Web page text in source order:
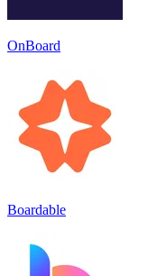
OnBoard
Boardable